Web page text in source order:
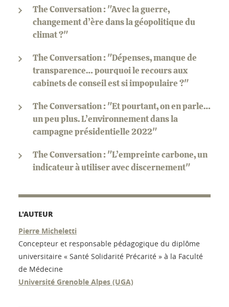
The Conversation : "Avec la guerre,
changement d’ère dans la géopolitique du
climat ?"
The Conversation : "Dépenses, manque de
transparence… pourquoi le recours aux
cabinets de conseil est si impopulaire ?"
The Conversation : "Et pourtant, on en parle…
un peu plus. L’environnement dans la
campagne présidentielle 2022"
The Conversation : "L’empreinte carbone, un
indicateur à utiliser avec discernement"
L'AUTEUR
Pierre Micheletti
Concepteur et responsable pédagogique du diplôme
universitaire « Santé Solidarité Précarité » à la Faculté
de Médecine
Université Grenoble Alpes (UGA)